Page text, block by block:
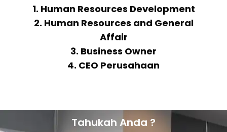
1. Human Resources Development
2. Human Resources and General
Affair
3. Business Owner
4. CEO Perusahaan
Tahukah Anda ?